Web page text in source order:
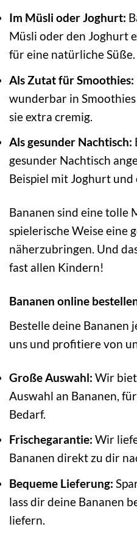
Im Müsli oder Joghurt:
Müsli oder den Joghurt
für eine natürliche Süße.
Als Zutat für Smoothies:
wunderbar in
sie extra cremig.
Als gesunder Nachtisch:
gesunder Nachtisch
Beispiel mit Joghurt und
Bananen sind eine tolle
spielerische Weise eine
näherzubringen. Und
fast allen Kindern!
Bananen online
Bestelle deine Bananen
uns und profitiere von
Große Auswahl: Wir
Auswahl an Bananen,
Bedarf.
Frischegarantie: Wir
Bananen direkt zu dir
Bequeme Lieferung:
lass dir deine Bananen
liefern.